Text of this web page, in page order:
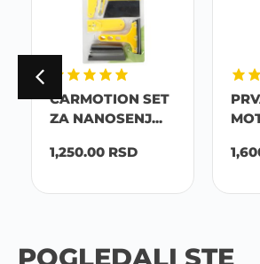
CARMOTION SET
ZA NANOSENJ...
1,250.00RSD
POGLEDALI STE